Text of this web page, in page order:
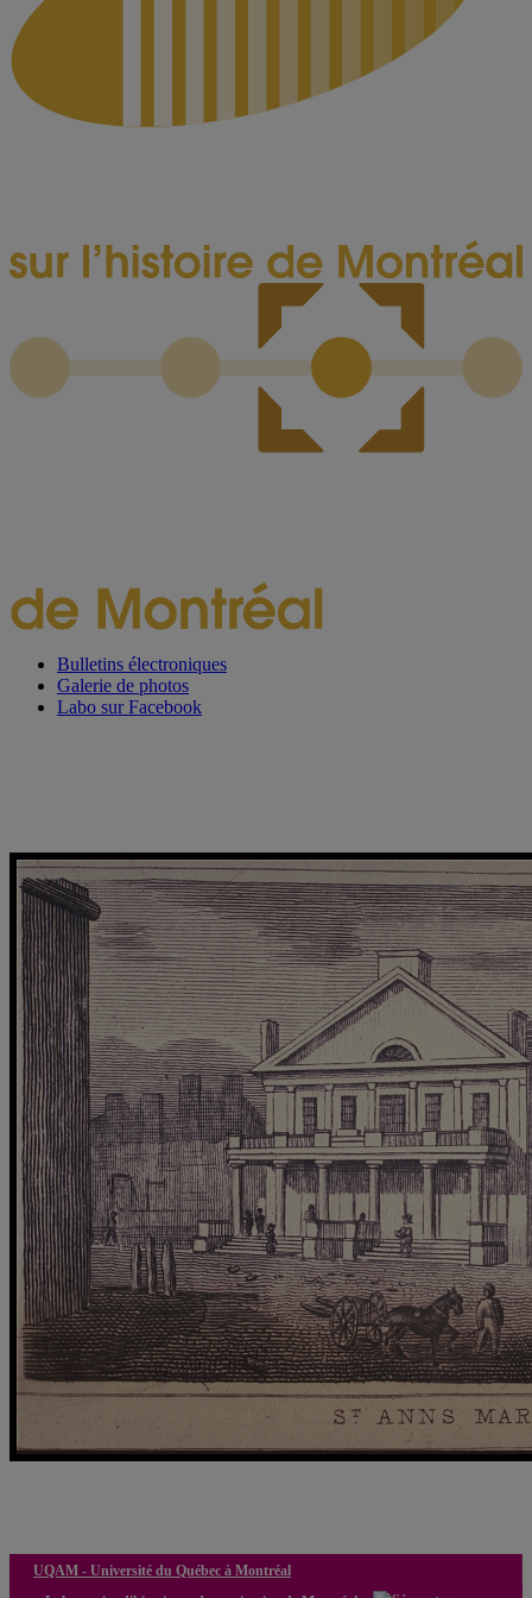
Bulletins électroniques
Galerie de photos
Labo sur Facebook
UQAM - Université du Québec à Montréal